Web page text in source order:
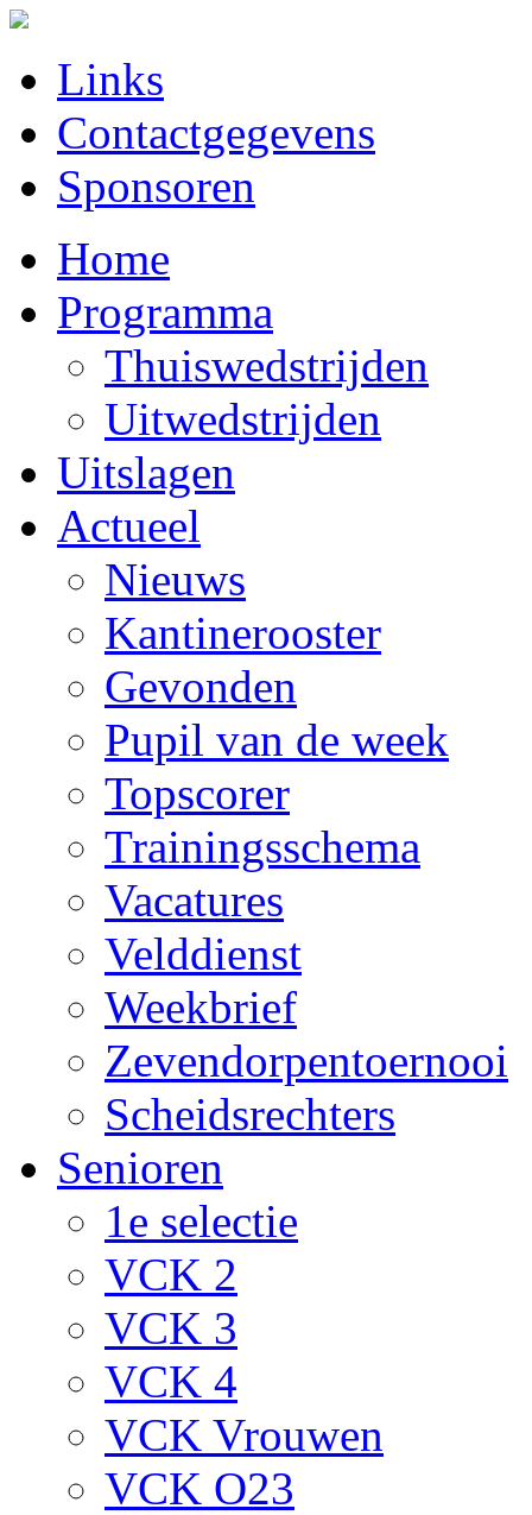
Links
Contactgegevens
Sponsoren
Home
Programma
Thuiswedstrijden
Uitwedstrijden
Uitslagen
Actueel
Nieuws
Kantinerooster
Gevonden
Pupil van de week
Topscorer
Trainingsschema
Vacatures
Velddienst
Weekbrief
Zevendorpentoernooi
Scheidsrechters
Senioren
1e selectie
VCK 2
VCK 3
VCK 4
VCK Vrouwen
VCK O23